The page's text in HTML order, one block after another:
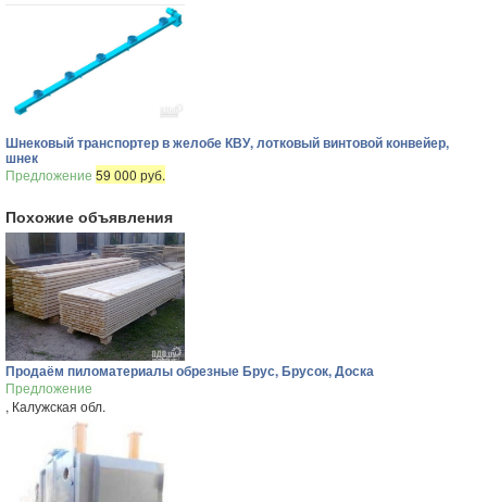
Шнековый транспортер в желобе КВУ, лотковый винтовой конвейер,
шнек
Предложение 59 000 руб.
Похожие объявления
Продаём пиломатериалы обрезные Брус, Брусок, Доска
Предложение
, Калужская обл.